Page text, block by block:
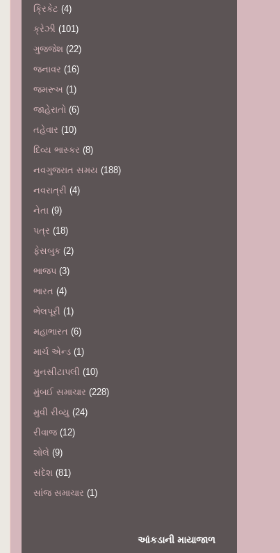
ક્રિકેટ (4)
ક્રેઝી (101)
ગુજ્જેશ (22)
જનાવર (16)
જમરૂખ (1)
જાહેરાતો (6)
તહેવાર (10)
દિવ્ય ભાસ્કર (8)
નવગુજરાત સમય (188)
નવરાત્રી (4)
નેતા (9)
પત્ર (18)
ફેસબુક (2)
ભાજપ (3)
ભારત (4)
ભેલપૂરી (1)
મહાભારત (6)
માર્ચ એન્ડ (1)
મુનસીટાપલી (10)
મુંબઈ સમાચાર (228)
મુવી રીવ્યુ (24)
રીવાજ (12)
શોલે (9)
સંદેશ (81)
સાંજ સમાચાર (1)
આંકડાની માયાજાળ